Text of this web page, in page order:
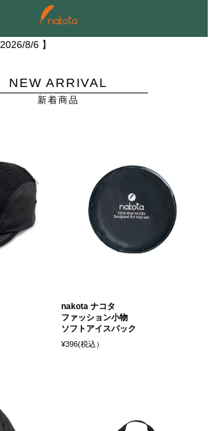
2026/8/6】
NEW ARRIVAL
新着商品
nakota ナコタ
ファッション小物
ソフトアイスパック
¥396(税込）